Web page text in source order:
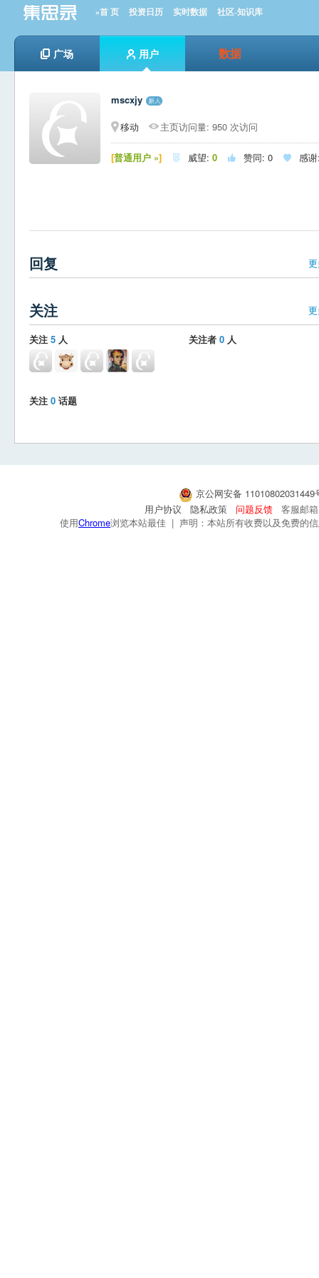
»首 页 投资日历 实时数据 社区-知识库
广场 用户 数据
mscxjy
移动
主页访问量: 950 次访问
[普通用户 »]  威望: 0  赞同: 0  感
回复
关注
关注 5 人 关注者 0 人
关注 0 话题
京公网安备
用户协议
隐私政策 问题反馈
客服邮
使用Chrome浏览本站最佳 | 声明：本站所有收费以及免费的